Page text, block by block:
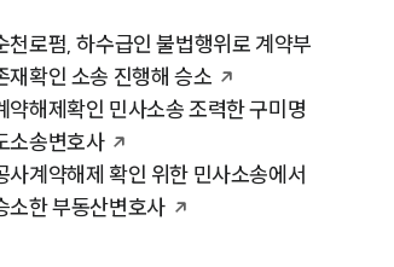
천로펌, 하수급인 불법행위로 계약부
재확인 소송 진행해 승소
약해제확인 민사소송 조력한 구미명
소송변호사
사계약해제 확인 위한 민사소송에서
소한 부동산변호사